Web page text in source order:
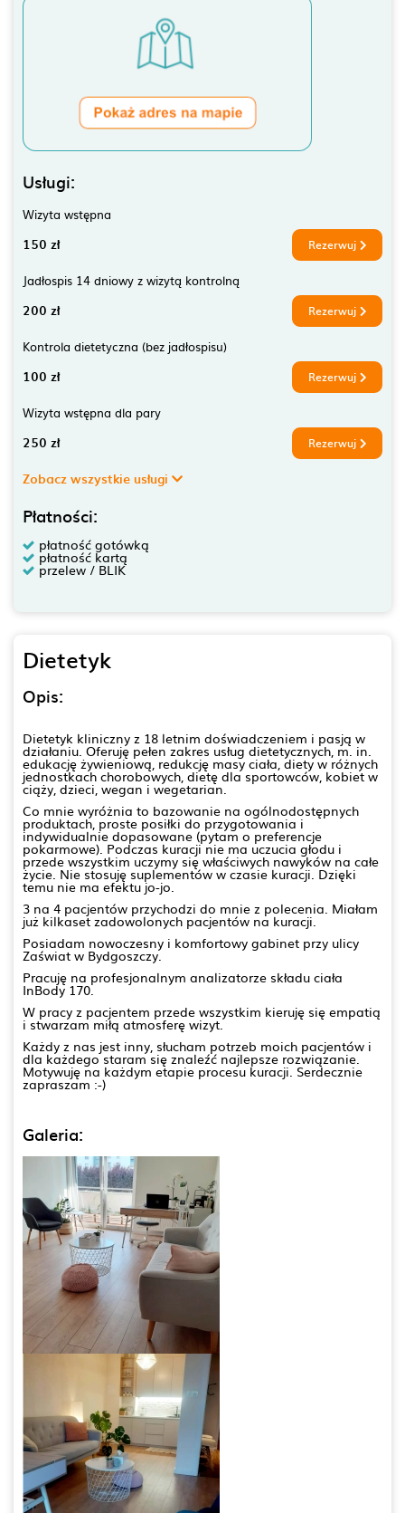
Usługi:
Wizyta wstępna
150 zł Rezerwuj
Jadłospis 14 dniowy z wizytą kontrolną
200 zł Rezerwuj
Kontrola dietetyczna (bez jadłospisu)
100 zł Rezerwuj
Wizyta wstępna dla pary
250 zł Rezerwuj
Zobacz wszystkie usługi
Płatności:
płatność gotówką
płatność kartą
przelew / BLIK
Dietetyk
Opis:
Dietetyk kliniczny z 18 letnim doświadczeniem i pasją w
działaniu. Oferuję pełen zakres usług dietetycznych, m. in.
edukację żywieniową, redukcję masy ciała, diety w różnych
jednostkach chorobowych, dietę dla sportowców, kobiet w
ciąży, dzieci, wegan i wegetarian.
Co mnie wyróżnia to bazowanie na ogólnodostępnych
produktach, proste posiłki do przygotowania i
indywidualnie dopasowane (pytam o preferencje
pokarmowe). Podczas kuracji nie ma uczucia głodu i
przede wszystkim uczymy się właściwych nawyków na całe
życie. Nie stosuję suplementów w czasie kuracji. Dzięki
temu nie ma efektu jo-jo.
3 na 4 pacjentów przychodzi do mnie z polecenia. Miałam
już kilkaset zadowolonych pacjentów na kuracji.
Posiadam nowoczesny i komfortowy gabinet przy ulicy
Zaświat w Bydgoszczy.
Pracuję na profesjonalnym analizatorze składu ciała
InBody 170.
W pracy z pacjentem przede wszystkim kieruję się empatią
i stwarzam miłą atmosferę wizyt.
Każdy z nas jest inny, słucham potrzeb moich pacjentów i
dla każdego staram się znaleźć najlepsze rozwiązanie.
Motywuję na każdym etapie procesu kuracji. Serdecznie
zapraszam :-)
Galeria: